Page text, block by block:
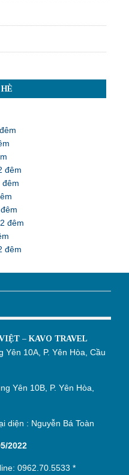
đêm
đêm
đêm
đêm
– KAVO TRAVEL
10A, P. Yên Hòa, Cầu
Yên 10B, P. Yên Hòa,
diện : Nguyễn Bá Toàn
2022
0962.70.5533 *